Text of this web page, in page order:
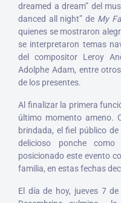
dreamed a dream” del
danced all night” de My
quienes se mostraron
se interpretaron temas
del compositor Leroy
Adolphe Adam, entre
de los presentes.
Al finalizar la primera
último momento ameno.
brindada, el fiel público
delicioso ponche
posicionado este evento
familia, en estas fechas
El día de hoy, jueves 7